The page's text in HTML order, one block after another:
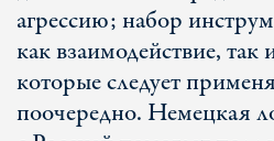
агрессию; набор
как взаимодействие, так
которые следует
поочередно. Немецкая